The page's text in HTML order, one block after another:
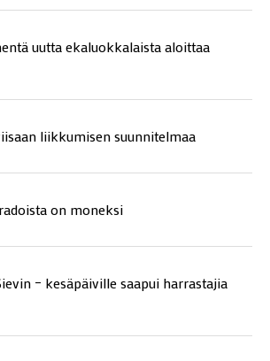
uutta ekaluokkalaista aloittaa
liikkumisen suunnitelmaa
on moneksi
– kesäpäiville saapui harrastajia